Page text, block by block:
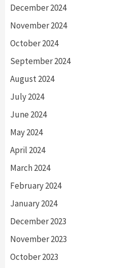
December 2024
November 2024
October 2024
September 2024
August 2024
July 2024
June 2024
May 2024
April 2024
March 2024
February 2024
January 2024
December 2023
November 2023
October 2023